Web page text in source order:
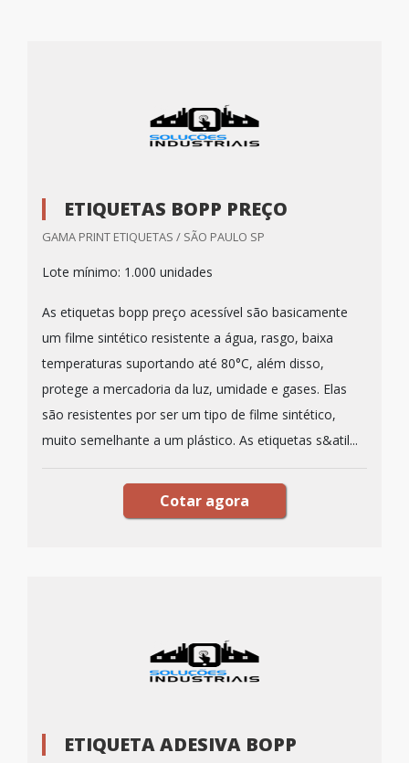
ETIQUETAS BOPP PREÇO
GAMA PRINT ETIQUETAS / SÃO PAULO SP
Lote mínimo: 1.000 unidades
As etiquetas bopp preço acessível são basicamente
um filme sintético resistente a água, rasgo, baixa
temperaturas suportando até 80°C, além disso,
protege a mercadoria da luz, umidade e gases. Elas
são resistentes por ser um tipo de filme sintético,
muito semelhante a um plástico. As etiquetas s&atil...
Cotar agora
ETIQUETA ADESIVA BOPP